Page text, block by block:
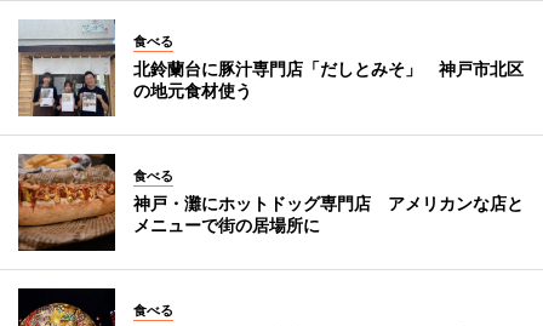
食べる
北鈴蘭台に豚汁専門店「だしとみそ」 神戸市北区
の地元食材使う
食べる
神戸・灘にホットドッグ専門店 アメリカンな店と
メニューで街の居場所に
食べる